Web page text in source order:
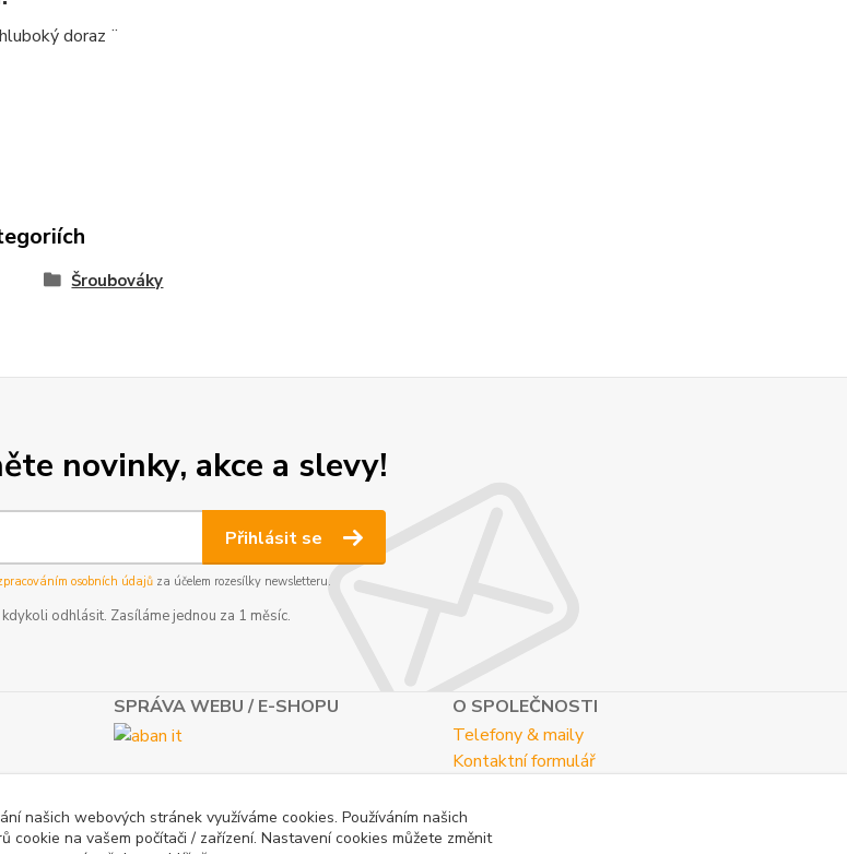
doraz ¨
Šroubováky
novinky, akce a slevy!
Přihlásit se
osobních údajůza účelem rozesílky newsletteru.
kdykoli odhlásit. Zasíláme jednou za 1 měsíc.
SPRÁVA WEBU / E-SHOPU
O SPOLEČNOSTI
Telefony & maily
Kontaktní formulář
našich webových stránek využíváme cookies. Používáním našich
cookie na vašem počítači / zařízení. Nastavení cookies můžete změnit